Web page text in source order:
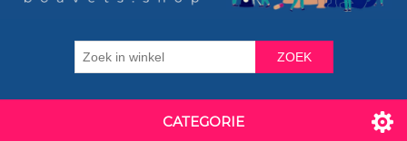
ZOEK
CATEGORIE